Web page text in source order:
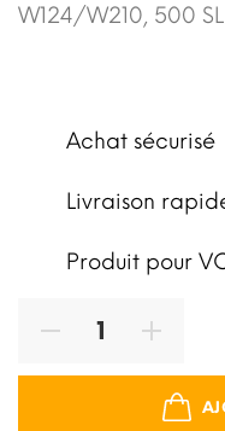
W124/W210, 500
Achat sécurisé
Livraison
Produit pour